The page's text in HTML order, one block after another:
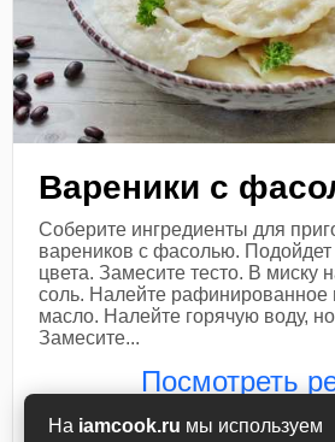
На iamcook.ru мы используем
Вареники с
Соберите ингредиенты для
вареников с фасолью.
цвета. Замесите тесто. В миску
соль. Налейте рафинированное
масло. Налейте горячую воду,
Замесите...
Посмотреть